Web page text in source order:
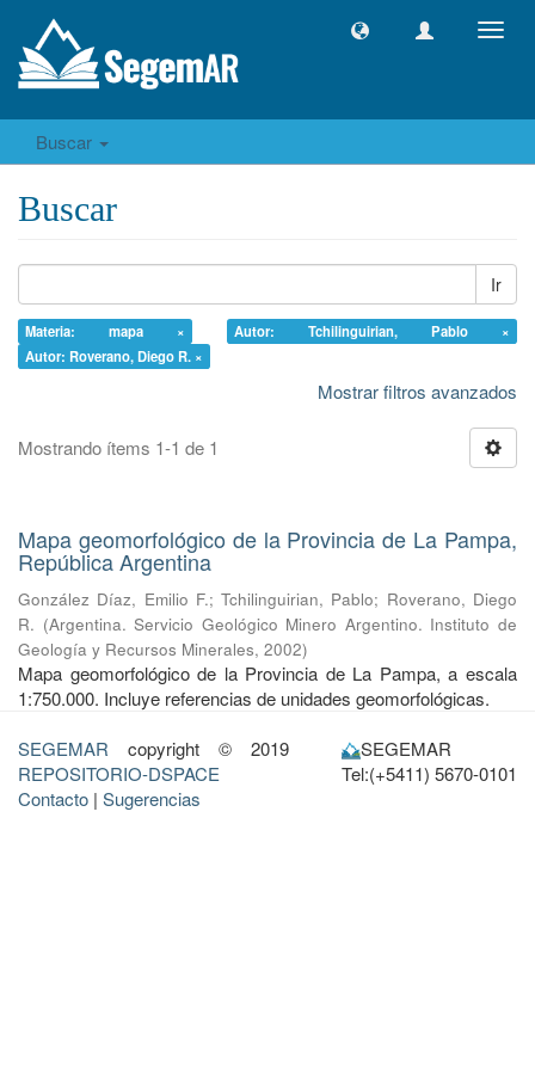
Buscar
Buscar
Ir
Materia: mapa ×
Autor: Tchilinguirian, Pablo ×
Autor: Roverano, Diego R. ×
Mostrar filtros avanzados
Mostrando ítems 1-1 de 1
Mapa geomorfológico de la Provincia de La Pampa,
República Argentina
González Díaz, Emilio F.;Tchilinguirian, Pablo; Roverano, Diego
R. (Argentina. Servicio Geológico Minero Argentino. Instituto de
Geología y Recursos Minerales, 2002)
Mapa geomorfológico de la Provincia de La Pampa, a escala
1:750.000. Incluye referencias de unidades geomorfológicas.
SEGEMAR copyright © 2019
REPOSITORIO-DSPACE
Contacto | Sugerencias
SEGEMAR
Tel:(+5411) 5670-0101